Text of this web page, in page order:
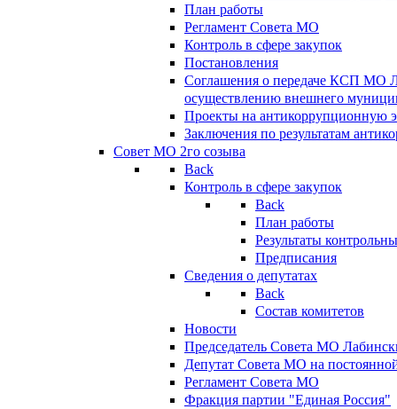
План работы
Регламент Совета МО
Контроль в сфере закупок
Постановления
Соглашения о передаче КСП МО
осуществлению внешнего
Проекты на антикоррупционную
Заключения по результатам
Совет МО 2го созыва
Back
Контроль в сфере закупок
Back
План работы
Результаты
Предписания
Сведения о депутатах
Back
Состав комитетов
Новости
Председатель Совета МО
Депутат Совета МО на
Регламент Совета МО
Фракция партии "Единая Россия"